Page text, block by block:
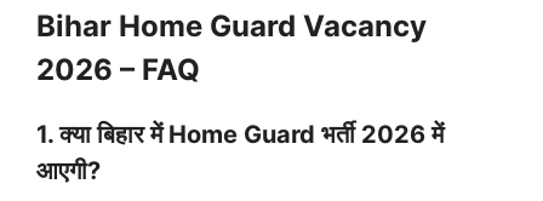
Bihar Home Guard Vacancy
2026 – FAQ
1. क्या बिहार में Home Guard भर्ती 2026 में
आएगी?